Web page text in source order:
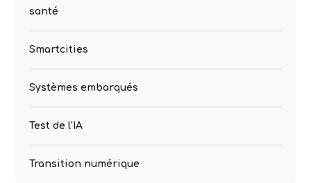
santé
Smartcities
Systèmes embarqués
Test de l'IA
Transition numérique